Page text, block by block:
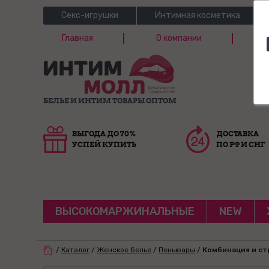
Секс-игрушки Интимная косметика
Главная О компании
БЕЛЬЕ И ИНТИМ ТОВАРЫ ОПТОМ
ВЫГОДА ДО 70%
УСПЕЙ КУПИТЬ
ДОСТАВКА
ПО РФ И СНГ
ВЫСОКОМАРЖИНАЛЬНЫЕ NEW
/ Каталог / Женское белье / Пеньюары / Комбинация и